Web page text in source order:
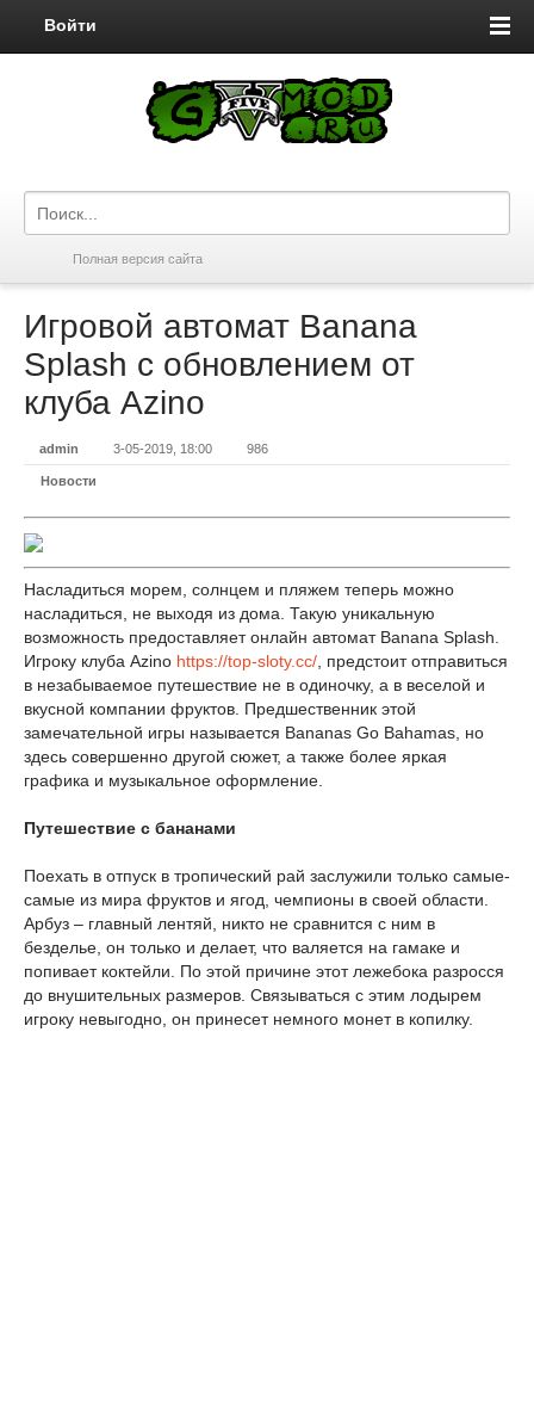
Войти
Полная версия сайта
Игровой автомат Banana
Splash с обновлением от
клуба Azino
admin 3-05-2019, 18:00 986
Новости
Насладиться морем, солнцем и пляжем теперь можно
насладиться, не выходя из дома. Такую уникальную
возможность предоставляет онлайн автомат Banana Splash.
Игроку клуба Azino https://top-sloty.cc/ , предстоит отправиться
в незабываемое путешествие не в одиночку, а в веселой и
вкусной компании фруктов. Предшественник этой
замечательной игры называется Bananas Go Bahamas, но
здесь совершенно другой сюжет, а также более яркая
графика и музыкальное оформление.
Путешествие с бананами
Поехать в отпуск в тропический рай заслужили только самые-
самые из мира фруктов и ягод, чемпионы в своей области.
Арбуз – главный лентяй, никто не сравнится с ним в
безделье, он только и делает, что валяется на гамаке и
попивает коктейли. По этой причине этот лежебока разросся
до внушительных размеров. Связываться с этим лодырем
игроку невыгодно, он принесет немного монет в копилку.